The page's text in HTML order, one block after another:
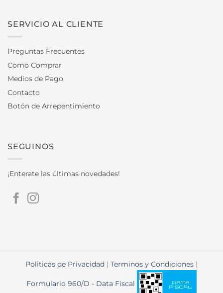
SERVICIO AL CLIENTE
Preguntas Frecuentes
Como Comprar
Medios de Pago
Contacto
Botón de Arrepentimiento
SEGUINOS
¡Enterate las últimas novedades!
Politicas de Privacidad | Terminos y Condiciones |
Formulario 960/D - Data Fiscal